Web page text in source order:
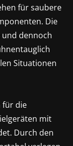
für saubere
Die
dennoch
Situationen
für die
mit
Durch den